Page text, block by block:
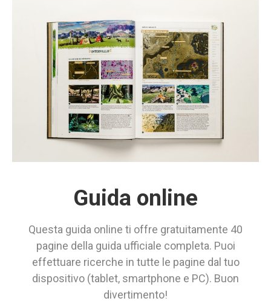
Guida online
Questa guida online ti offre gratuitamente 40
pagine della guida ufficiale completa. Puoi
effettuare ricerche in tutte le pagine dal tuo
dispositivo (tablet, smartphone e PC). Buon
divertimento!